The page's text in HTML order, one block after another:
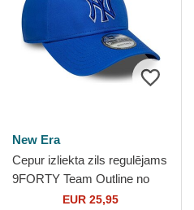
New Era
Cepur izliekta zils regulējams
9FORTY Team Outline no
New York Yankees MLB no
EUR 25,95